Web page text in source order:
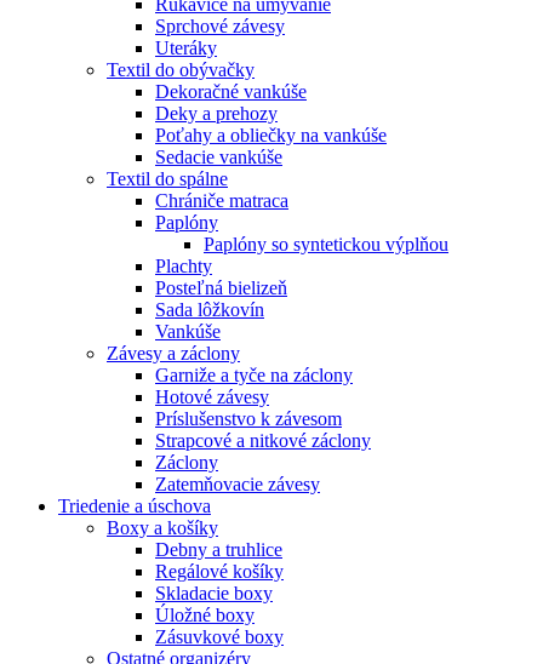
Sprchové závesy
Uteráky
Textil do obývačky
Dekoračné vankúše
Deky a prehozy
Poťahy a obliečky na vankúše
Sedacie vankúše
Textil do spálne
Chrániče matraca
Paplóny
Paplóny so syntetickou výplňou
Plachty
Posteľná bielizeň
Sada lôžkovín
Vankúše
Závesy a záclony
Garniže a tyče na záclony
Hotové závesy
Príslušenstvo k závesom
Strapcové a nitkové záclony
Záclony
Zatemňovacie závesy
Triedenie a úschova
Boxy a košíky
Debny a truhlice
Regálové košíky
Skladacie boxy
Úložné boxy
Zásuvkové boxy
Ostatné organizéry